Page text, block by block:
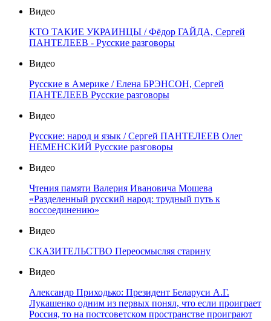
Видео
КТО ТАКИЕ УКРАИНЦЫ / Фёдор ГАЙДА, Сергей
ПАНТЕЛЕЕВ - Русские разговоры
Видео
Русские в Америке / Елена БРЭНСОН, Сергей
ПАНТЕЛЕЕВ Русские разговоры
Видео
Русские: народ и язык / Сергей ПАНТЕЛЕЕВ Олег
НЕМЕНСКИЙ Русские разговоры
Видео
Чтения памяти Валерия Ивановича Мошева
«Разделенный русский народ: трудный путь к
воссоединению»
Видео
СКАЗИТЕЛЬСТВО Переосмысляя старину
Видео
Александр Приходько: Президент Беларуси А.Г.
Лукашенко одним из первых понял, что если проиграет
Россия, то на постсоветском пространстве проиграют